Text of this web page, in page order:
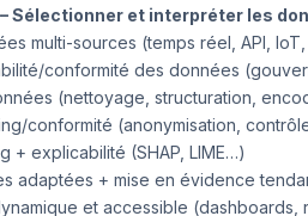
– Sélectionner et interpréter les
multi-sources (temps réel, API,
conformité des données
(nettoyage, structuration,
conformité (anonymisation,
+ explicabilité (SHAP, LIME…)
adaptées + mise en évidence
et accessible (dashboards,